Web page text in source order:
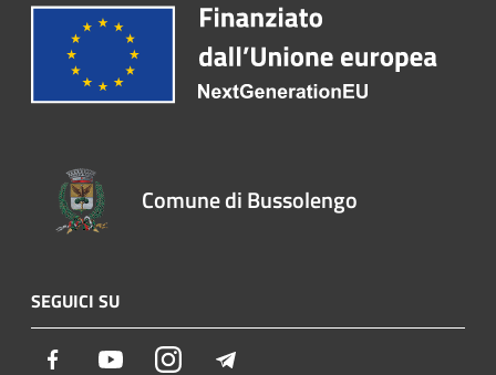
Comune di Bussolengo
SEGUICI SU
Facebook YoutubeInstagram